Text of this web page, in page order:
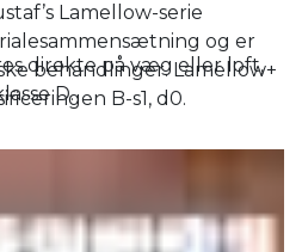
direkte på væg eller loft,
D.
Lamellow-serie
og er
behandlinger. Lamellow+
B-s1, d0.